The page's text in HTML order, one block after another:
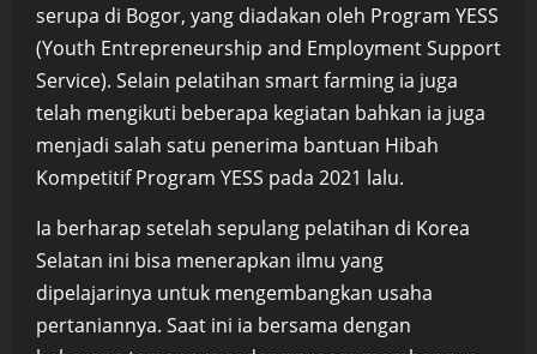
serupa di Bogor, yang diadakan oleh Program YESS
(Youth Entrepreneurship and Employment Support
Service). Selain pelatihan smart farming ia juga
telah mengikuti beberapa kegiatan bahkan ia juga
menjadi salah satu penerima bantuan Hibah
Kompetitif Program YESS pada 2021 lalu.
Ia berharap setelah sepulang pelatihan di Korea
Selatan ini bisa menerapkan ilmu yang
dipelajarinya untuk mengembangkan usaha
pertaniannya. Saat ini ia bersama dengan